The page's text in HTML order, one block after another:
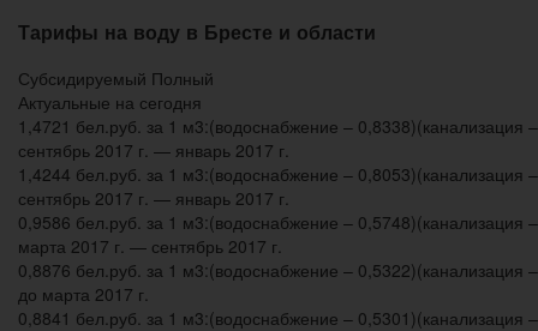
Тарифы на воду в Бресте и области
Субсидируемый Полный
Актуальные на сегодня
1,4721 бел.руб. за 1 м3:(водоснабжение – 0,8338)(канализация
сентябрь 2017 г. — январь 2017 г.
1,4244 бел.руб. за 1 м3:(водоснабжение – 0,8053)(канализация
сентябрь 2017 г. — январь 2017 г.
0,9586 бел.руб. за 1 м3:(водоснабжение – 0,5748)(канализация
марта 2017 г. — сентябрь 2017 г.
0,8876 бел.руб. за 1 м3:(водоснабжение – 0,5322)(канализация
до марта 2017 г.
0,8841 бел.руб. за 1 м3:(водоснабжение – 0,5301)(канализация